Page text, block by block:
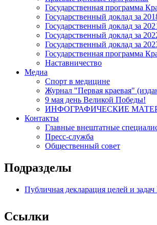
Государственная программа
Государственный доклад за
Государственный доклад за
Государственный доклад за
Государственный доклад за
Государственная программа
Наставничество
Медиа
Спорт в медицине
Журнал "Первая краевая"
9 мая день Великой Победы!
ИНФОГРАФИЧЕСКИЕ
Контакты
Главные внештатные
Пресс-служба
Общественный совет
Подразделы
Публичная декларация целей и
Ссылки